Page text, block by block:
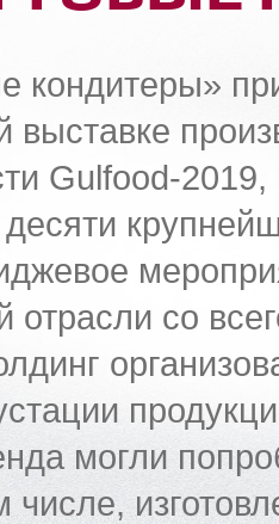
кондитеры»
выставке
Gulfood-
десяти
отрасли со
могли
числе,